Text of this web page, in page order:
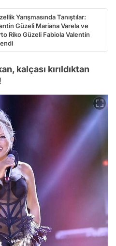
Yarışmasında Tanıştılar:
Güzeli Mariana Varela ve
Riko Güzeli Fabiola Valentín
kalçası kırıldıktan